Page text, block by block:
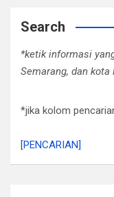
Search
*ketik informasi
Semarang, dan kota
*jika kolom
[PENCARIAN]